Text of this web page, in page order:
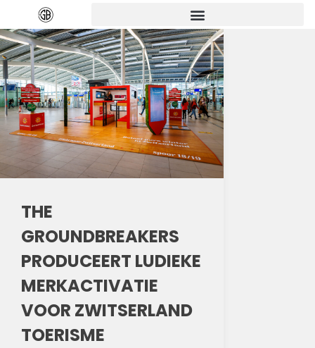
THE
GROUNDBREAKERS
PRODUCEERT LUDIEKE
MERKACTIVATIE
VOOR ZWITSERLAND
TOERISME